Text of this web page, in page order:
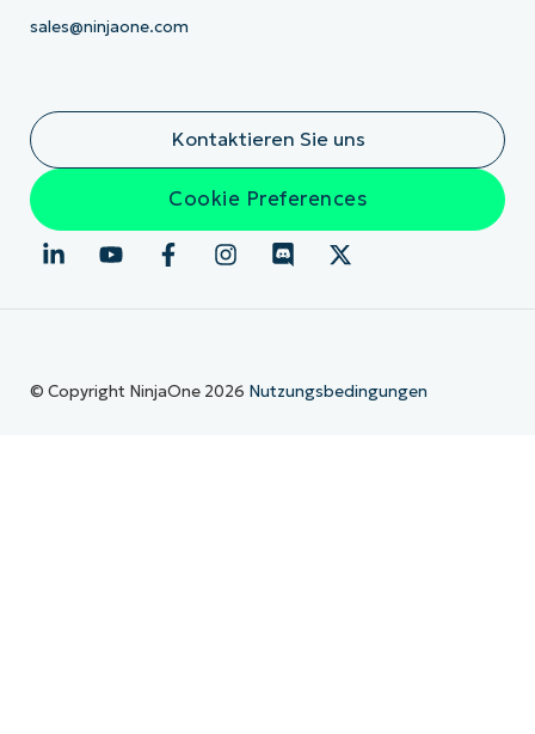
sales@ninjaone.com
Kontaktieren Sie uns
Cookie Preferences
© Copyright NinjaOne 2026 Nutzungsbedingungen